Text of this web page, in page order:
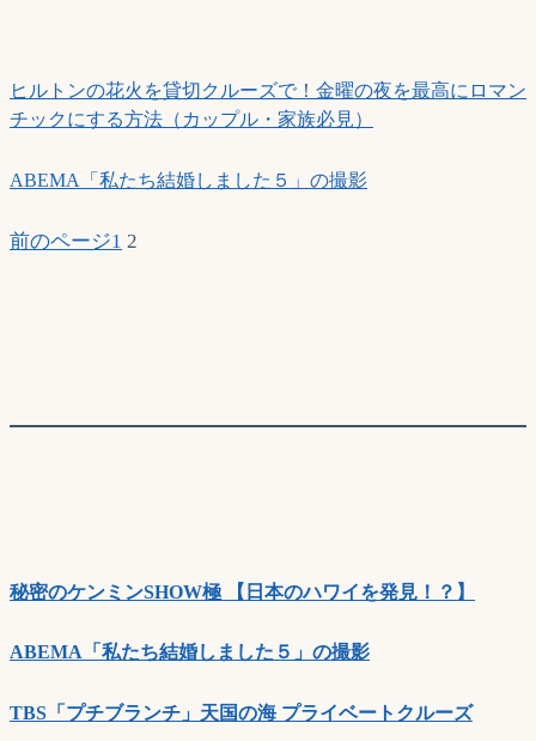
ヒルトンの花火を貸切クルーズで！金曜の夜を最高にロマン
チックにする方法（カップル・家族必見）
ABEMA「私たち結婚しました５」の撮影
前のページ1 2
秘密のケンミンSHOW極 【日本のハワイを発見！？】
ABEMA「私たち結婚しました５」の撮影
TBS「プチブランチ」天国の海 プライベートクルーズ